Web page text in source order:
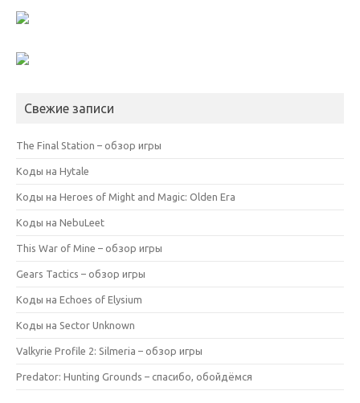
Свежие записи
The Final Station – обзор игры
Коды на Hytale
Коды на Heroes of Might and Magic: Olden Era
Коды на NebuLeet
This War of Mine – обзор игры
Gears Tactics – обзор игры
Коды на Echoes of Elysium
Коды на Sector Unknown
Valkyrie Profile 2: Silmeria – обзор игры
Predator: Hunting Grounds – спасибо, обойдёмся